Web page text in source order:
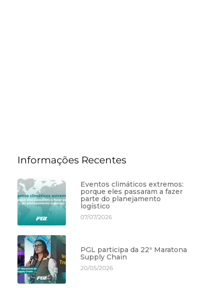
Informações Recentes
Eventos climáticos extremos:
porque eles passaram a fazer
parte do planejamento
logístico
07/07/2026
PGL participa da 22ª Maratona
Supply Chain
20/05/2026